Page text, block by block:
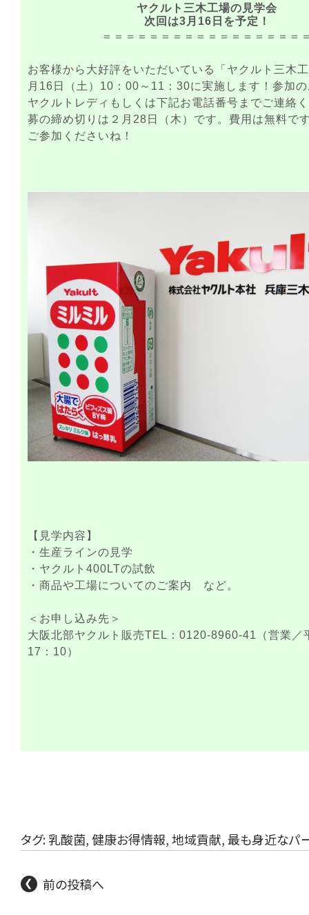
ヤクルト三木工場の見学会
次回は3月16日を予定！
＝＝＝＝＝＝＝＝＝＝＝＝＝＝＝＝＝
お客様から大好評をいただいている「ヤクルト三木
月16日（土）10：00～11：30に実施します！参加
ヤクルトレディもしくは下記お電話番号までご連絡
募の締め切りは２月28日（木）です。費用は無料で
ご参加くださいね！
【見学内容】
・生産ラインの見学
・ヤクルト400LTの試飲
・商品や工場についてのご案内 など。
＜お申し込み先＞
大阪北部ヤクルト販売TEL：0120-8960-41（営業／
17：10）
タグ:乳酸菌,健康お得情報,地域貢献,最も身近なパ
前の投稿へ